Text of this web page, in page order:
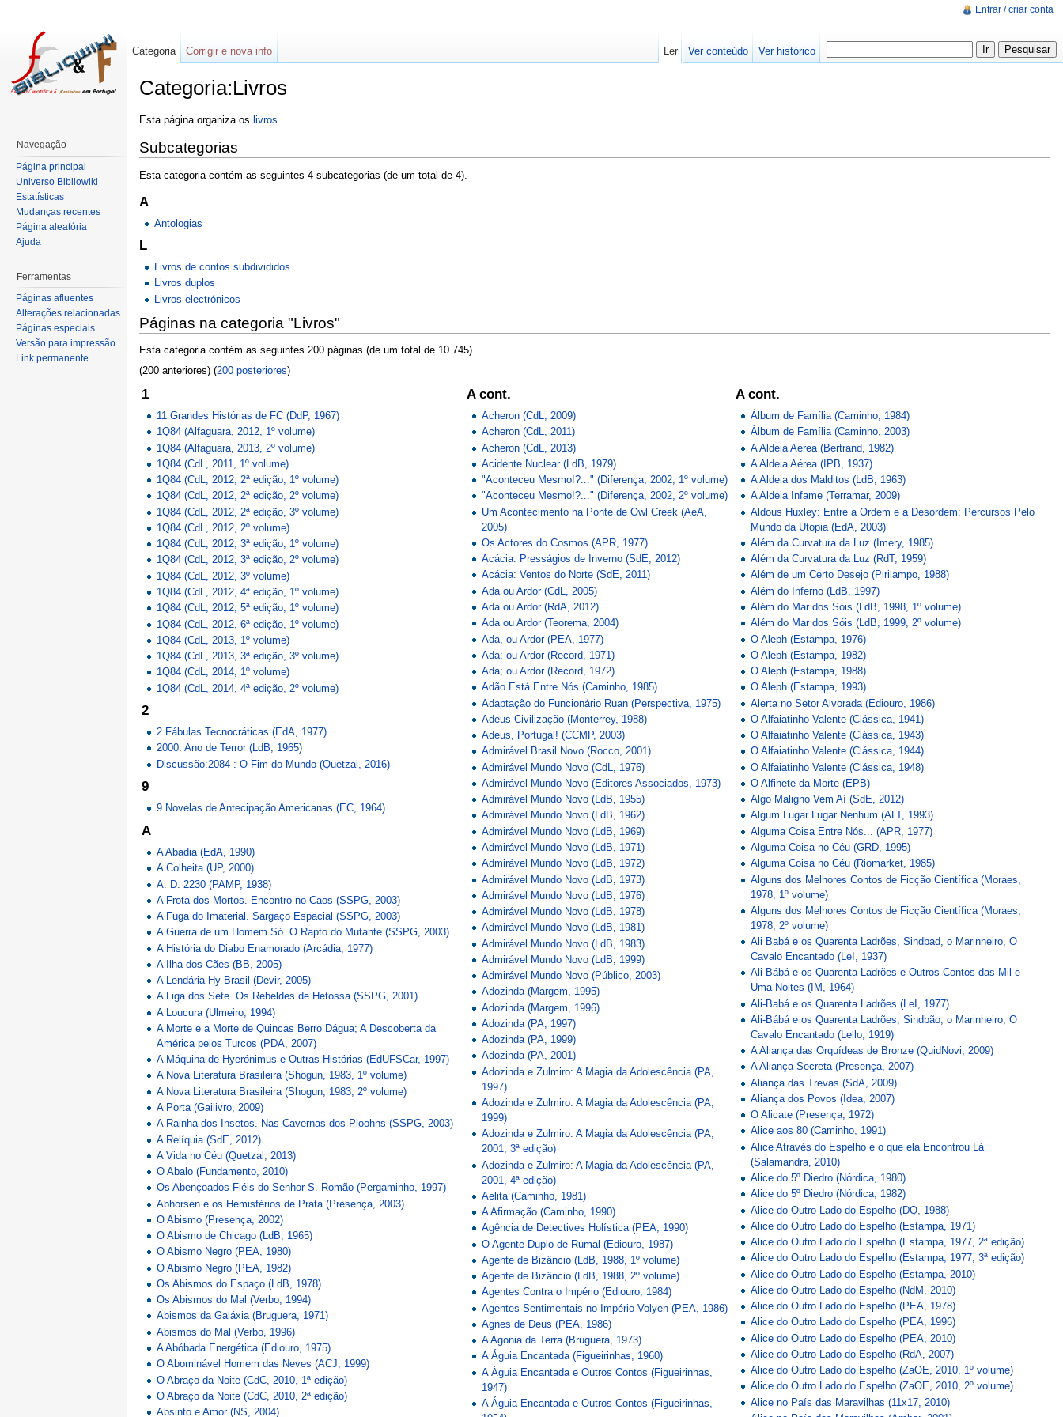
Categoria:Livros
Esta página organiza os livros.
Subcategorias
Esta categoria contém as seguintes 4 subcategorias (de um total de 4).
A
Antologias
L
Livros de contos subdivididos
Livros duplos
Livros electrónicos
Páginas na categoria "Livros"
Esta categoria contém as seguintes 200 páginas (de um total de 10 745).
(200 anteriores) (200 posteriores)
1
11 Grandes Histórias de FC (DdP, 1967)
1Q84 (Alfaguara, 2012, 1º volume)
1Q84 (Alfaguara, 2013, 2º volume)
1Q84 (CdL, 2011, 1º volume)
1Q84 (CdL, 2012, 2ª edição, 1º volume)
1Q84 (CdL, 2012, 2ª edição, 2º volume)
1Q84 (CdL, 2012, 2ª edição, 3º volume)
1Q84 (CdL, 2012, 2º volume)
1Q84 (CdL, 2012, 3ª edição, 1º volume)
1Q84 (CdL, 2012, 3ª edição, 2º volume)
1Q84 (CdL, 2012, 3º volume)
1Q84 (CdL, 2012, 4ª edição, 1º volume)
1Q84 (CdL, 2012, 5ª edição, 1º volume)
1Q84 (CdL, 2012, 6ª edição, 1º volume)
1Q84 (CdL, 2013, 1º volume)
1Q84 (CdL, 2013, 3ª edição, 3º volume)
1Q84 (CdL, 2014, 1º volume)
1Q84 (CdL, 2014, 4ª edição, 2º volume)
2
2 Fábulas Tecnocráticas (EdA, 1977)
2000: Ano de Terror (LdB, 1965)
Discussão:2084 : O Fim do Mundo (Quetzal, 2016)
9
9 Novelas de Antecipação Americanas (EC, 1964)
A
A Abadia (EdA, 1990)
A Colheita (UP, 2000)
A. D. 2230 (PAMP, 1938)
A Frota dos Mortos. Encontro no Caos (SSPG, 2003)
A Fuga do Imaterial. Sargaço Espacial (SSPG, 2003)
A Guerra de um Homem Só. O Rapto do Mutante (SSPG, 2003)
A História do Diabo Enamorado (Arcádia, 1977)
A Ilha dos Cães (BB, 2005)
A Lendária Hy Brasil (Devir, 2005)
A Liga dos Sete. Os Rebeldes de Hetossa (SSPG, 2001)
A Loucura (Ulmeiro, 1994)
A Morte e a Morte de Quincas Berro Dágua; A Descoberta da
América pelos Turcos (PDA, 2007)
A Máquina de Hyerónimus e Outras Histórias (EdUFSCar, 1997)
A Nova Literatura Brasileira (Shogun, 1983, 1º volume)
A Nova Literatura Brasileira (Shogun, 1983, 2º volume)
A Porta (Gailivro, 2009)
A Rainha dos Insetos. Nas Cavernas dos Ploohns (SSPG, 2003)
A Relíquia (SdE, 2012)
A Vida no Céu (Quetzal, 2013)
O Abalo (Fundamento, 2010)
Os Abençoados Fiéis do Senhor S. Romão (Pergaminho, 1997)
Abhorsen e os Hemisférios de Prata (Presença, 2003)
O Abismo (Presença, 2002)
O Abismo de Chicago (LdB, 1965)
O Abismo Negro (PEA, 1980)
O Abismo Negro (PEA, 1982)
Os Abismos do Espaço (LdB, 1978)
Os Abismos do Mal (Verbo, 1994)
Abismos da Galáxia (Bruguera, 1971)
Abismos do Mal (Verbo, 1996)
A Abóbada Energética (Ediouro, 1975)
O Abominável Homem das Neves (ACJ, 1999)
O Abraço da Noite (CdC, 2010, 1ª edição)
O Abraço da Noite (CdC, 2010, 2ª edição)
Absinto e Amor (NS, 2004)
A cont.
Acheron (CdL, 2009)
Acheron (CdL, 2011)
Acheron (CdL, 2013)
Acidente Nuclear (LdB, 1979)
"Aconteceu Mesmo!?..." (Diferença, 2002, 1º volume)
"Aconteceu Mesmo!?..." (Diferença, 2002, 2º volume)
Um Acontecimento na Ponte de Owl Creek (AeA,
2005)
Os Actores do Cosmos (APR, 1977)
Acácia: Presságios de Inverno (SdE, 2012)
Acácia: Ventos do Norte (SdE, 2011)
Ada ou Ardor (CdL, 2005)
Ada ou Ardor (RdA, 2012)
Ada ou Ardor (Teorema, 2004)
Ada, ou Ardor (PEA, 1977)
Ada; ou Ardor (Record, 1971)
Ada; ou Ardor (Record, 1972)
Adão Está Entre Nós (Caminho, 1985)
Adaptação do Funcionário Ruan (Perspectiva, 1975)
Adeus Civilização (Monterrey, 1988)
Adeus, Portugal! (CCMP, 2003)
Admirável Brasil Novo (Rocco, 2001)
Admirável Mundo Novo (CdL, 1976)
Admirável Mundo Novo (Editores Associados, 1973)
Admirável Mundo Novo (LdB, 1955)
Admirável Mundo Novo (LdB, 1962)
Admirável Mundo Novo (LdB, 1969)
Admirável Mundo Novo (LdB, 1971)
Admirável Mundo Novo (LdB, 1972)
Admirável Mundo Novo (LdB, 1973)
Admirável Mundo Novo (LdB, 1976)
Admirável Mundo Novo (LdB, 1978)
Admirável Mundo Novo (LdB, 1981)
Admirável Mundo Novo (LdB, 1983)
Admirável Mundo Novo (LdB, 1999)
Admirável Mundo Novo (Público, 2003)
Adozinda (Margem, 1995)
Adozinda (Margem, 1996)
Adozinda (PA, 1997)
Adozinda (PA, 1999)
Adozinda (PA, 2001)
Adozinda e Zulmiro: A Magia da Adolescência (PA,
1997)
Adozinda e Zulmiro: A Magia da Adolescência (PA,
1999)
Adozinda e Zulmiro: A Magia da Adolescência (PA,
2001, 3ª edição)
Adozinda e Zulmiro: A Magia da Adolescência (PA,
2001, 4ª edição)
Aelita (Caminho, 1981)
A Afirmação (Caminho, 1990)
Agência de Detectives Holística (PEA, 1990)
O Agente Duplo de Rumal (Ediouro, 1987)
Agente de Bizâncio (LdB, 1988, 1º volume)
Agente de Bizâncio (LdB, 1988, 2º volume)
Agentes Contra o Império (Ediouro, 1984)
Agentes Sentimentais no Império Volyen (PEA, 1986)
Agnes de Deus (PEA, 1986)
A Agonia da Terra (Bruguera, 1973)
A Águia Encantada (Figueirinhas, 1960)
A Águia Encantada e Outros Contos (Figueirinhas,
1947)
A Águia Encantada e Outros Contos (Figueirinhas,
A cont.
Álbum de Família (Caminho, 1984)
Álbum de Família (Caminho, 2003)
A Aldeia Aérea (Bertrand, 1982)
A Aldeia Aérea (IPB, 1937)
A Aldeia dos Malditos (LdB, 1963)
A Aldeia Infame (Terramar, 2009)
Aldous Huxley: Entre a Ordem e a Desordem: Percursos Pelo
Mundo da Utopia (EdA, 2003)
Além da Curvatura da Luz (Imery, 1985)
Além da Curvatura da Luz (RdT, 1959)
Além de um Certo Desejo (Pirilampo, 1988)
Além do Inferno (LdB, 1997)
Além do Mar dos Sóis (LdB, 1998, 1º volume)
Além do Mar dos Sóis (LdB, 1999, 2º volume)
O Aleph (Estampa, 1976)
O Aleph (Estampa, 1982)
O Aleph (Estampa, 1988)
O Aleph (Estampa, 1993)
Alerta no Setor Alvorada (Ediouro, 1986)
O Alfaiatinho Valente (Clássica, 1941)
O Alfaiatinho Valente (Clássica, 1943)
O Alfaiatinho Valente (Clássica, 1944)
O Alfaiatinho Valente (Clássica, 1948)
O Alfinete da Morte (EPB)
Algo Maligno Vem Aí (SdE, 2012)
Algum Lugar Lugar Nenhum (ALT, 1993)
Alguma Coisa Entre Nós... (APR, 1977)
Alguma Coisa no Céu (GRD, 1995)
Alguma Coisa no Céu (Riomarket, 1985)
Alguns dos Melhores Contos de Ficção Científica (Moraes,
1978, 1º volume)
Alguns dos Melhores Contos de Ficção Científica (Moraes,
1978, 2º volume)
Ali Babá e os Quarenta Ladrões, Sindbad, o Marinheiro, O
Cavalo Encantado (LeI, 1937)
Ali Bábá e os Quarenta Ladrões e Outros Contos das Mil e
Uma Noites (IM, 1964)
Ali-Babá e os Quarenta Ladrões (LeI, 1977)
Ali-Bábá e os Quarenta Ladrões; Sindbão, o Marinheiro; O
Cavalo Encantado (Lello, 1919)
A Aliança das Orquídeas de Bronze (QuidNovi, 2009)
A Aliança Secreta (Presença, 2007)
Aliança das Trevas (SdA, 2009)
Aliança dos Povos (Idea, 2007)
O Alicate (Presença, 1972)
Alice aos 80 (Caminho, 1991)
Alice Através do Espelho e o que ela Encontrou Lá
(Salamandra, 2010)
Alice do 5º Diedro (Nórdica, 1980)
Alice do 5º Diedro (Nórdica, 1982)
Alice do Outro Lado do Espelho (DQ, 1988)
Alice do Outro Lado do Espelho (Estampa, 1971)
Alice do Outro Lado do Espelho (Estampa, 1977, 2ª edição)
Alice do Outro Lado do Espelho (Estampa, 1977, 3ª edição)
Alice do Outro Lado do Espelho (Estampa, 2010)
Alice do Outro Lado do Espelho (NdM, 2010)
Alice do Outro Lado do Espelho (PEA, 1978)
Alice do Outro Lado do Espelho (PEA, 1996)
Alice do Outro Lado do Espelho (PEA, 2010)
Alice do Outro Lado do Espelho (RdA, 2007)
Alice do Outro Lado do Espelho (ZaOE, 2010, 1º volume)
Alice do Outro Lado do Espelho (ZaOE, 2010, 2º volume)
Alice no País das Maravilhas (11x17, 2010)
Entrar / criar conta
Categoria Corrigir e nova info Ler Ver conteúdo Ver histórico
Navegação
Página principal
Universo Bibliowiki
Estatísticas
Mudanças recentes
Página aleatória
Ajuda
Ferramentas
Páginas afluentes
Alterações relacionadas
Páginas especiais
Versão para impressão
Link permanente